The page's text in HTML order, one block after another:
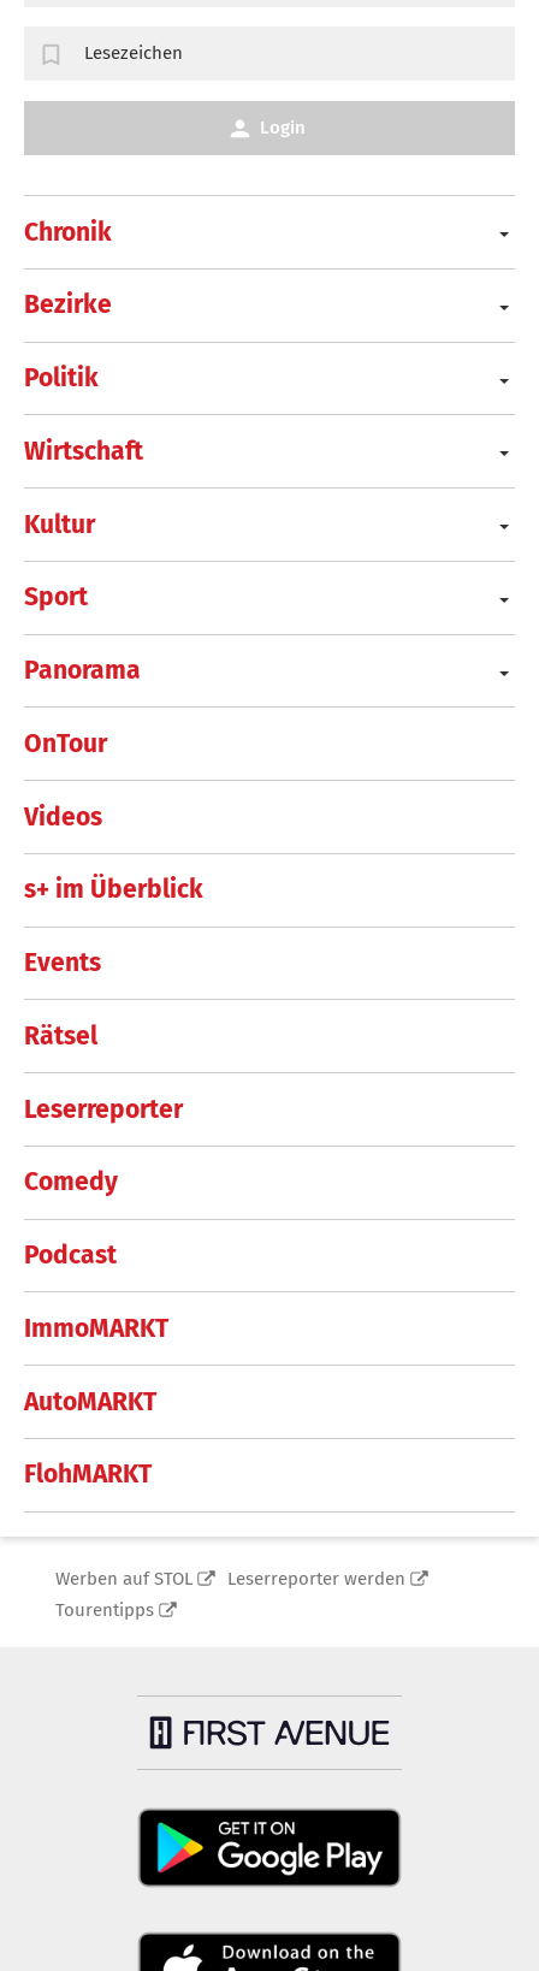
Chronik
Bezirke
Politik
Wirtschaft
Kultur
Sport
Panorama
OnTour
Videos
s+ im Überblick
Events
Rätsel
Leserreporter
Comedy
Podcast
ImmoMARKT
AutoMARKT
FlohMARKT
Lesezeichen
Login
Werben auf STOL
Leserreporter werden
Tourentipps